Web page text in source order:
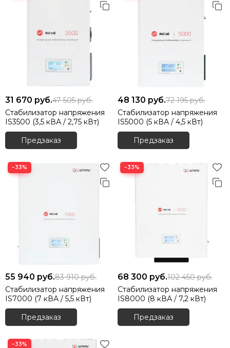
31 670 руб.47 505руб.
Стабилизатор напряжения
IS3500 (3,5 кВА / 2,75 кВт)
Предзаказ
48 130 руб.72 195руб.
Стабилизатор напряжения
IS5000 (5 кВА / 4,5 кВт)
Предзаказ
−33%
55 940 руб.83 910руб.
Стабилизатор напряжения
IS7000 (7 кВА / 5,5 кВт)
Предзаказ
−33%
68 300 руб.102 450руб.
Стабилизатор напряжения
IS8000 (8 кВА / 7,2 кВт)
Предзаказ
−33%